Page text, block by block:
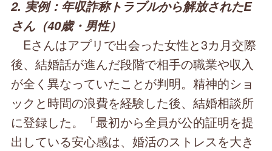
2. 実例：年収詐称トラブルから解放されたE
さん（40歳・男性）
Eさんはアプリで出会った女性と3カ月交際
後、結婚話が進んだ段階で相手の職業や収入
が全く異なっていたことが判明。精神的ショ
ックと時間の浪費を経験した後、結婚相談所
に登録した。「最初から全員が公的証明を提
出している安心感は、婚活のストレスを大き